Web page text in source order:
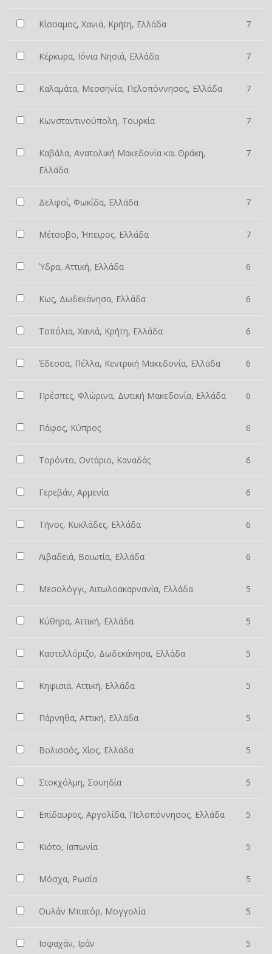
Κίσσαμος, Χανιά, Κρήτη, Ελλάδα 7
Κέρκυρα, Ιόνια Νησιά, Ελλάδα 7
Καλαμάτα, Μεσσηνία, Πελοπόννησος, Ελλάδα 7
Κωνσταντινούπολη, Τουρκία 7
Καβάλα, Ανατολική Μακεδονία και Θράκη,
Ελλάδα
7
Δελφοί, Φωκίδα, Ελλάδα 7
Μέτσοβο, Ήπειρος, Ελλάδα 7
Ύδρα, Αττική, Ελλάδα 6
Κως, Δωδεκάνησα, Ελλάδα 6
Τοπόλια, Χανιά, Κρήτη, Ελλάδα 6
Έδεσσα, Πέλλα, Κεντρική Μακεδονία, Ελλάδα 6
Πρέσπες, Φλώρινα, Δυτική Μακεδονία, Ελλάδα 6
Πάφος, Κύπρος 6
Τορόντο, Οντάριο, Καναδάς 6
Γερεβάν, Αρμενία 6
Τήνος, Κυκλάδες, Ελλάδα 6
Λιβαδειά, Βοιωτία, Ελλάδα 6
Μεσολόγγι, Αιτωλοακαρνανία, Ελλάδα 5
Κύθηρα, Αττική, Ελλάδα 5
Καστελλόριζο, Δωδεκάνησα, Ελλάδα 5
Κηφισιά, Αττική, Ελλάδα 5
Πάρνηθα, Αττική, Ελλάδα 5
Βολισσός, Χίος, Ελλάδα 5
Στοκχόλμη, Σουηδία 5
Επίδαυρος, Αργολίδα, Πελοπόννησος, Ελλάδα 5
Κιότο, Ιαπωνία 5
Μόσχα, Ρωσία 5
Ουλάν Μπατόρ, Μογγολία 5
Ισφαχάν, Ιράν 5